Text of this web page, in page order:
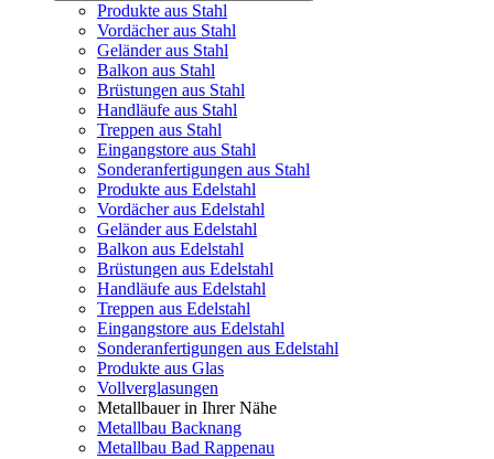
Produkte aus Stahl
Vordächer aus Stahl
Geländer aus Stahl
Balkon aus Stahl
Brüstungen aus Stahl
Handläufe aus Stahl
Treppen aus Stahl
Eingangstore aus Stahl
Sonderanfertigungen aus Stahl
Produkte aus Edelstahl
Vordächer aus Edelstahl
Geländer aus Edelstahl
Balkon aus Edelstahl
Brüstungen aus Edelstahl
Handläufe aus Edelstahl
Treppen aus Edelstahl
Eingangstore aus Edelstahl
Sonderanfertigungen aus Edelstahl
Produkte aus Glas
Vollverglasungen
Metallbauer in Ihrer Nähe
Metallbau Backnang
Metallbau Bad Rappenau